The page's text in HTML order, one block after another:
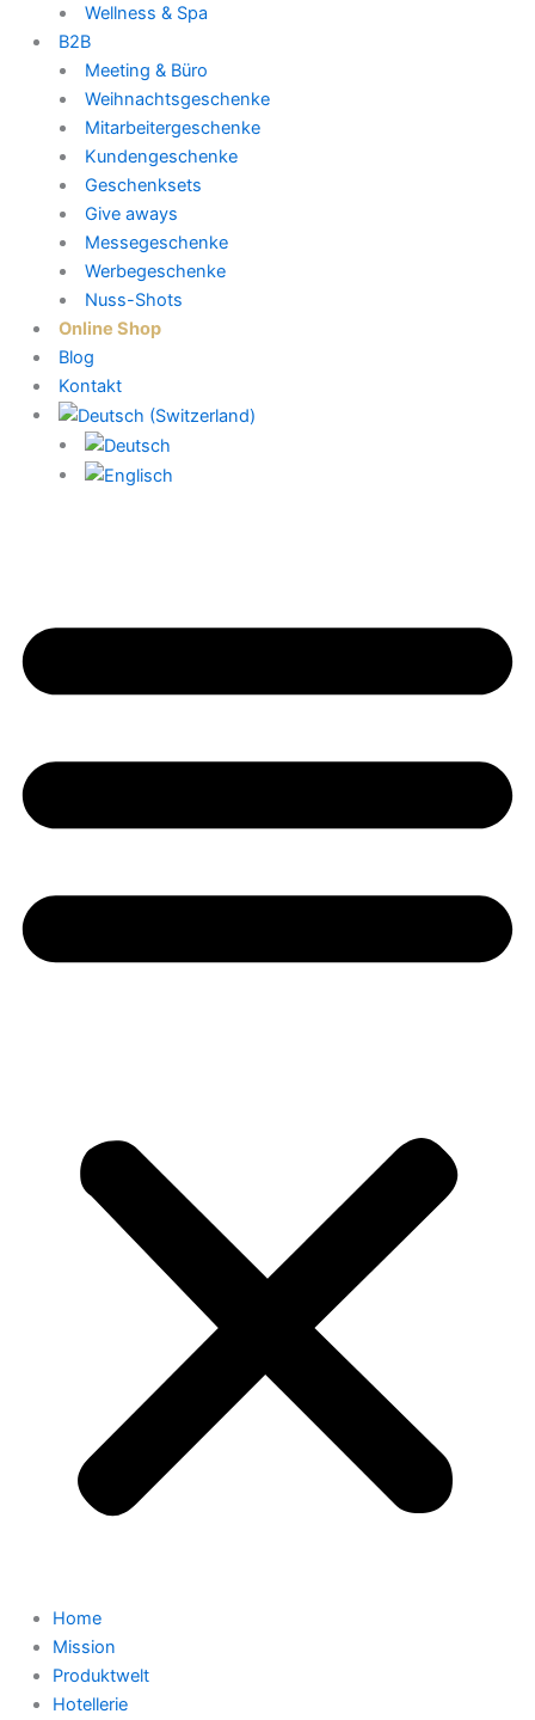
Wellness & Spa
B2B
Meeting & Büro
Weihnachtsgeschenke
Mitarbeitergeschenke
Kundengeschenke
Geschenksets
Give aways
Messegeschenke
Werbegeschenke
Nuss-Shots
Online Shop
Blog
Kontakt
Home
Mission
Produktwelt
Hotellerie